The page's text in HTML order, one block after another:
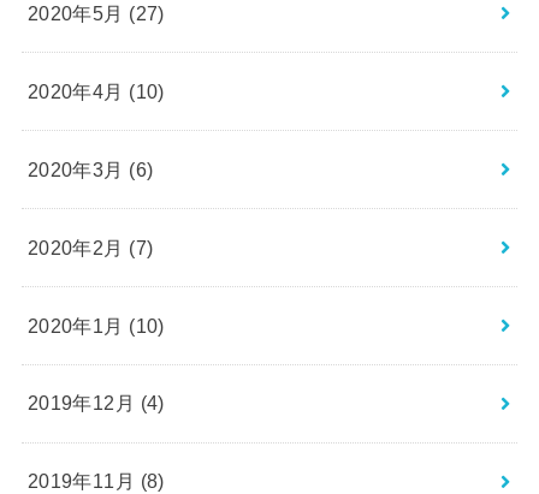
2020年5月 (27)
2020年4月 (10)
2020年3月 (6)
2020年2月 (7)
2020年1月 (10)
2019年12月 (4)
2019年11月 (8)